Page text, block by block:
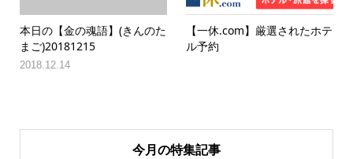
本日の【金の魂語】(きんのた
まご)20181215
2018.12.14
【一休.com】厳選されたホテ
ル予約
今月の特集記事